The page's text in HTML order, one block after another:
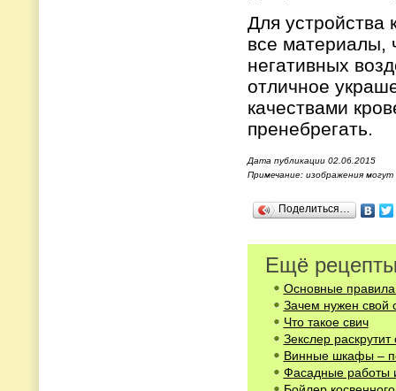
Для устройства
все материалы,
негативных
отличное
качествами
пренебрегать.
Дата публикации 02.06.2015
Примечание: изображения
Поделиться…
Ещё
Основные правила
Зачем нужен свой
Что такое свич
Зекслер
Винные шкафы –
Фасадные работы